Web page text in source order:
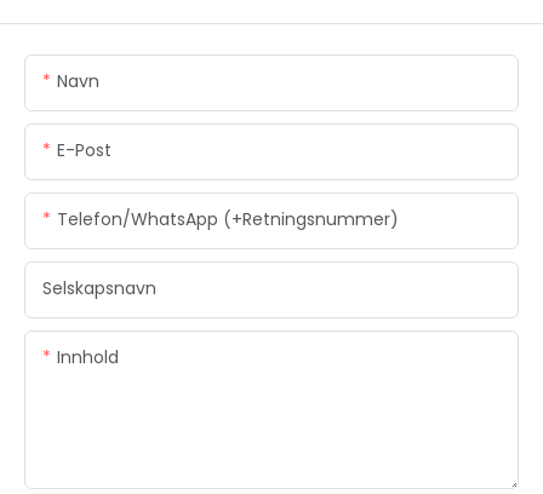
Navn
E-Post
Telefon/WhatsApp (+retningsnummer)
Selskapsnavn
Innhold